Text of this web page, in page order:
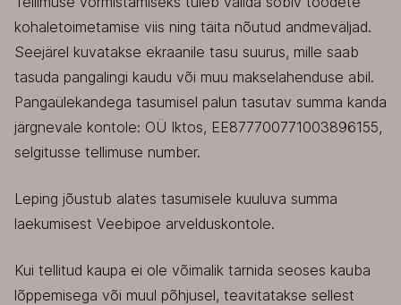
kohaletoimetamise viis ning täita nõutud andmeväljad.
Seejärel kuvatakse ekraanile tasu suurus, mille saab
tasuda pangalingi kaudu või muu makselahenduse abil.
Pangaülekandega tasumisel palun tasutav summa kanda
järgnevale kontole: OÜ Iktos, EE877700771003896155,
selgitusse tellimuse number.
Leping jõustub alates tasumisele kuuluva summa
laekumisest Veebipoe arvelduskontole.
Kui tellitud kaupa ei ole võimalik tarnida seoses kauba
lõppemisega või muul põhjusel, teavitatakse sellest